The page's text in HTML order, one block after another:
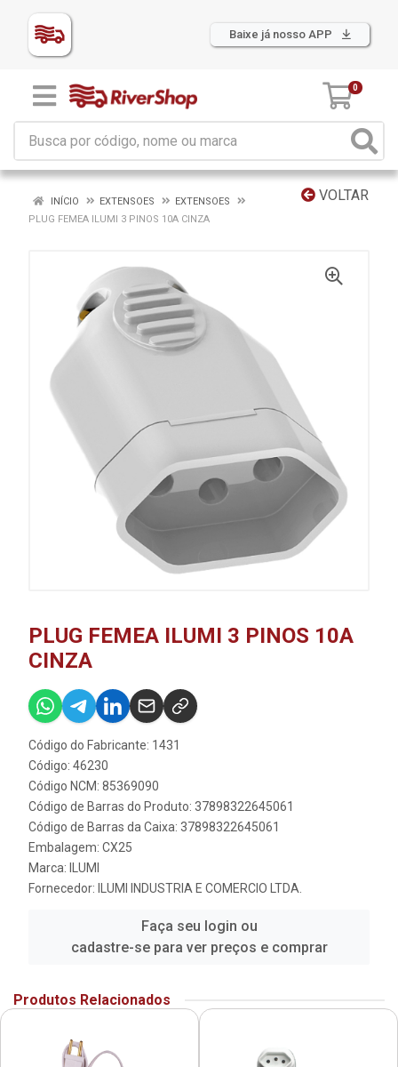
Baixe já nosso APP
0
VOLTAR
INÍCIO EXTENSOES
EXTENSOES
PLUG FEMEA ILUMI 3 PINOS 10A CINZA
PLUG FEMEA ILUMI 3 PINOS 10A
CINZA
Código do Fabricante: 1431
Código: 46230
Código NCM: 85369090
Código de Barras do Produto: 37898322645061
Código de Barras da Caixa: 37898322645061
Embalagem: CX25
Marca:
ILUMI
Fornecedor:
ILUMI INDUSTRIA E COMERCIO LTDA.
Faça seu login ou
cadastre-se para ver preços e comprar
Produtos Relacionados